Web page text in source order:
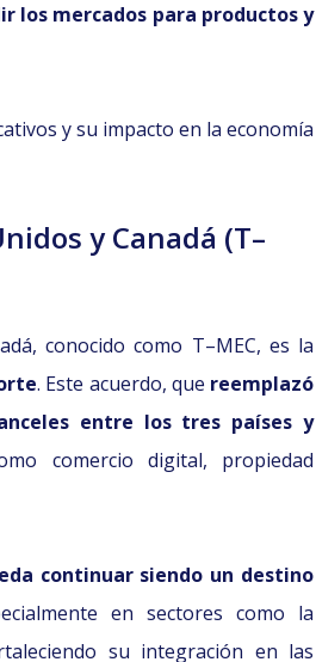
los mercados para productos y
y su impacto en la economía
y Canadá (T–
conocido como T–MEC, es la
. Este acuerdo, que reemplazó
entre los tres países y
comercio digital, propiedad
continuar siendo un destino
en sectores como la
su integración en las